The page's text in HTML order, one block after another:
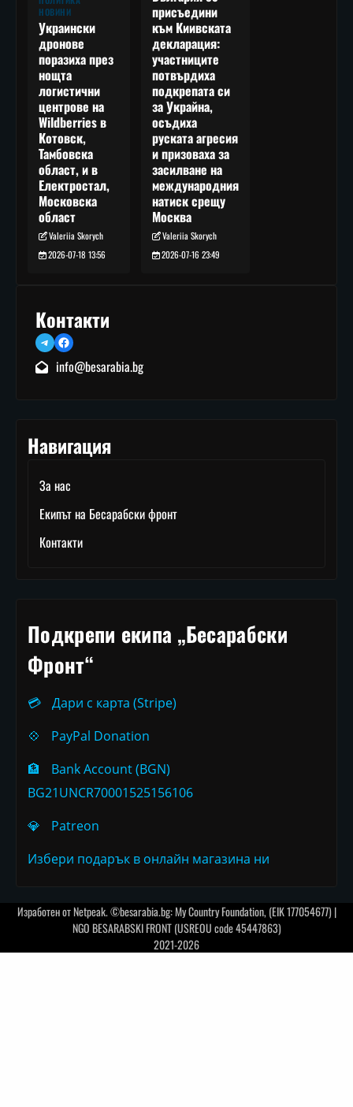
НОВИНИ
Украински
дронове
поразиха през
нощта
логистични
центрове на
Wildberries в
Котовск,
Тамбовска
област, и в
Електростал,
Московска
област
Valeriia Skorych
2026-07-18 13:56
присъедини
към Киивската
декларация:
участниците
потвърдиха
подкрепата си
за Украйна,
осъдиха
руската агресия
и призоваха за
засилване на
международния
натиск срещу
Москва
Valeriia Skorych
2026-07-16 23:49
Контакти
TelegramFacebook
info@besarabia.bg
Навигация
За нас
Екипът на Бесарабски фронт
Контакти
Подкрепи екипа „Бесарабски
Фронт“
💳
Дари с карта (Stripe)
💠
PayPal Donation
🏦
Bank Account (BGN)
BG21UNCR70001525156106
💎
Patreon
Избери подарък в онлайн магазина ни
Изработен отNetpeak. ©besarabia.bg: My Country Foundation, (EIK 177054677) |
NGO BESARABSKI FRONT (USREOU code 45447863)
2021-2026